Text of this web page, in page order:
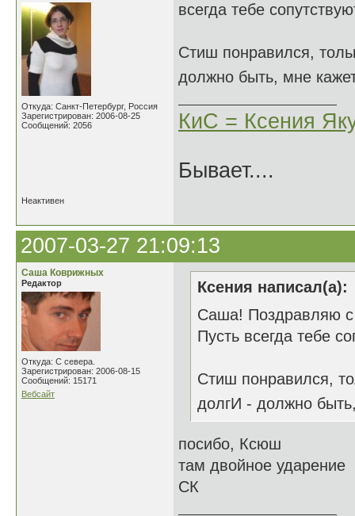
Откуда: Санкт-Петербург, Россия
Зарегистрирован: 2006-08-25
Сообщений: 2056
всегда тебе
Стиш понравился,
должно быть, мне
КиС = Ксения
Бывает....
Неактивен
2007-03-27 21:09:13
Саша Коврижных
Редактор
Откуда: С севера.
Зарегистрирован: 2006-08-15
Сообщений: 15171
Вебсайт
Ксения написал(а):
Саша! Поздравляю с
Пусть всегда тебе
Стиш понравился,
долгИ - должно
посибо, Ксюш
там двойное ударение
СК